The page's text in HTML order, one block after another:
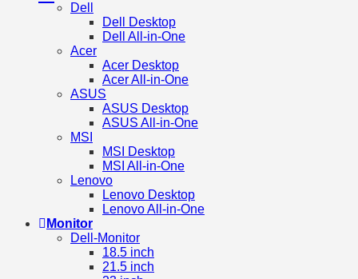
Dell
Dell Desktop
Dell All-in-One
Acer
Acer Desktop
Acer All-in-One
ASUS
ASUS Desktop
ASUS All-in-One
MSI
MSI Desktop
MSI All-in-One
Lenovo
Lenovo Desktop
Lenovo All-in-One
Monitor
Dell-Monitor
18.5 inch
21.5 inch